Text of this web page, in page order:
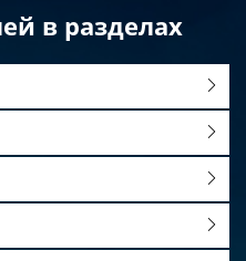
в разделах